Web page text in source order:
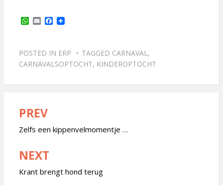
W
s
A
p
E
l
F
b
o
o
POSTED IN ERP TAGGED CARNAVAL,
CARNAVALSOPTOCHT, KINDEROPTOCHT
Bericht
navigatie
PREV
Zelfs een kippenvelmomentje …
NEXT
Krant brengt hond terug